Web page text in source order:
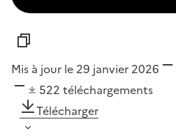
Mis à jour le 29 janvier 2026
522 téléchargements
Télécharger